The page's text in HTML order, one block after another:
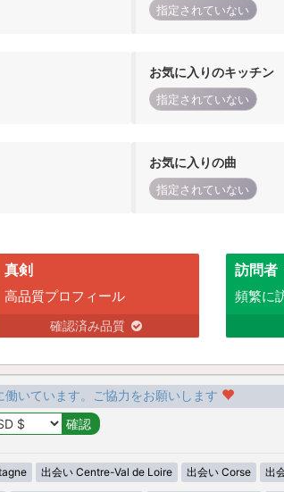
指定されていない
お気に入りのキッチン
指定されていない
お気に入りの曲
指定されていない
真剣
高品質プロフィール
確認済み品質
訪問者
頻繁に
いています。ご協力をお願いします
出会い Centre-Val de Loire 出会い Corse 出